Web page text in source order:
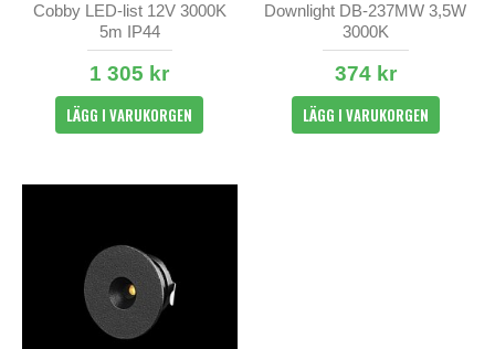
Cobby LED-list 12V 3000K
5m IP44
1 305 kr
LÄGG I VARUKORGEN
Downlight DB-237MW 3,5W
3000K
374 kr
LÄGG I VARUKORGEN